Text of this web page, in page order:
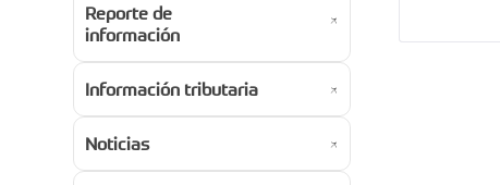
Reporte de
información
Información tributaria
Noticias